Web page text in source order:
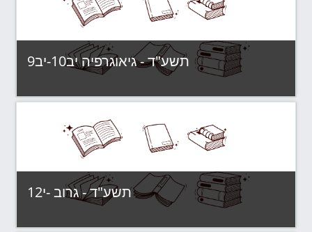
View Course
תשע"ד - גיאוגרפיה יב10-יב9
Category:תשע"ד - קבוצות לימוד
View Course
תשע"ד - גרוב -י12